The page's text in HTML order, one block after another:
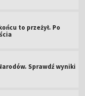
to przeżył. Po
Sprawdź wyniki